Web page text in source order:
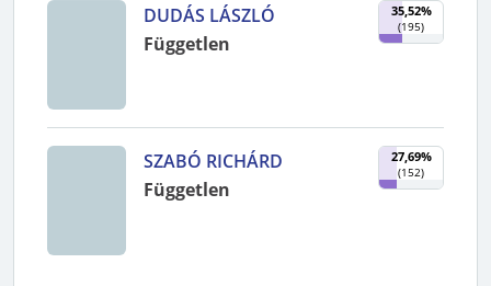
DUDÁS LÁSZLÓ
Független
35,52%
(195)
SZABÓ RICHÁRD
Független
27,69%
(152)